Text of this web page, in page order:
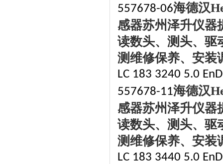
557678-06海德汉
感器苏州泽升仪器
读数头、测头、驱
测维修保养、安装
LC 183 3240 5.0
557678-11海德汉
感器苏州泽升仪器
读数头、测头、驱
测维修保养、安装
LC 183 3440 5.0